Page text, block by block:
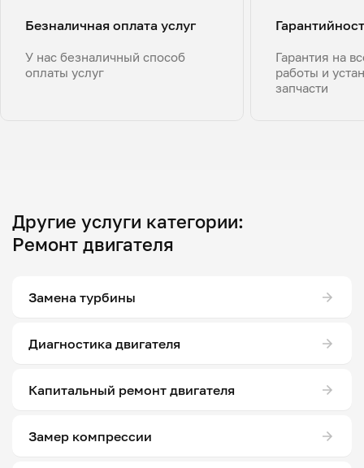
Безналичная оплата услуг
У нас безналичный способ
оплаты услуг
Гарантия на
работы и
запчасти
Другие услуги категории:
Ремонт двигателя
Замена турбины
Диагностика двигателя
Капитальный ремонт двигателя
Замер компрессии